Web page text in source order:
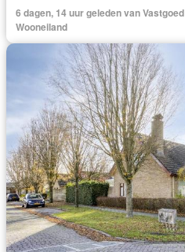
6 dagen, 14 uur geleden van
Wooneiland